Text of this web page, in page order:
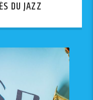
DU JAZZ